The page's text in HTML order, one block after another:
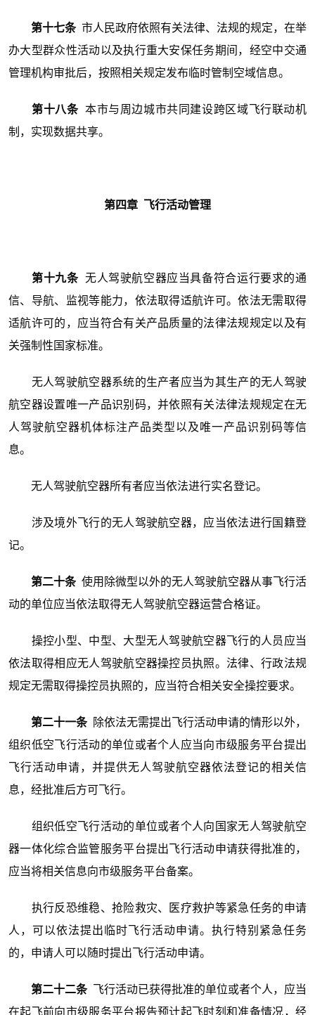
第十七条 市人民政府依照有关法律、法规的规定，在举
办大型群众性活动以及执行重大安保任务期间，经空中交通
管理机构审批后，按照相关规定发布临时管制空域信息。
第十八条 本市与周边城市共同建设跨区域飞行联动机
制，实现数据共享。
第四章 飞行活动管理
第十九条 无人驾驶航空器应当具备符合运行要求的通
信、导航、监视等能力，依法取得适航许可。依法无需取得
适航许可的，应当符合有关产品质量的法律法规规定以及有
关强制性国家标准。
无人驾驶航空器系统的生产者应当为其生产的无人驾驶
航空器设置唯一产品识别码，并依照有关法律法规规定在无
人驾驶航空器机体标注产品类型以及唯一产品识别码等信
息。
无人驾驶航空器所有者应当依法进行实名登记。
涉及境外飞行的无人驾驶航空器，应当依法进行国籍登
记。
第二十条 使用除微型以外的无人驾驶航空器从事飞行活
动的单位应当依法取得无人驾驶航空器运营合格证。
操控小型、中型、大型无人驾驶航空器飞行的人员应当
依法取得相应无人驾驶航空器操控员执照。法律、行政法规
规定无需取得操控员执照的，应当符合相关安全操控要求。
第二十一条 除依法无需提出飞行活动申请的情形以外，
组织低空飞行活动的单位或者个人应当向市级服务平台提出
飞行活动申请，并提供无人驾驶航空器依法登记的相关信
息，经批准后方可飞行。
组织低空飞行活动的单位或者个人向国家无人驾驶航空
器一体化综合监管服务平台提出飞行活动申请获得批准的，
应当将相关信息向市级服务平台备案。
执行反恐维稳、抢险救灾、医疗救护等紧急任务的申请
人，可以依法提出临时飞行活动申请。执行特别紧急任务
的，申请人可以随时提出飞行活动申请。
第二十二条 飞行活动已获得批准的单位或者个人，应当
在起飞前向市级服务平台报告预计起飞时刻和准备情况，经